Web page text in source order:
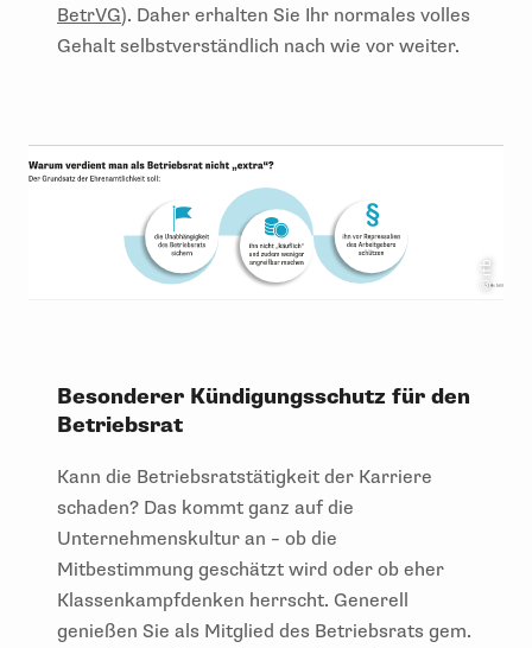
BetrVG). Daher erhalten Sie Ihr normales volles
Gehalt selbstverständlich nach wie vor weiter.
© ifb
Besonderer Kündigungsschutz für den
Betriebsrat
Kann die Betriebsratstätigkeit der Karriere
schaden? Das kommt ganz auf die
Unternehmenskultur an – ob die
Mitbestimmung geschätzt wird oder ob eher
Klassenkampfdenken herrscht. Generell
genießen Sie als Mitglied des Betriebsrats gem.